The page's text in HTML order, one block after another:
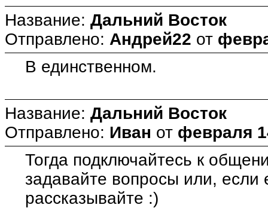
Название: Дальний Восток
Отправлено: Андрей22 от
В единственном.
Название: Дальний Восток
Отправлено: Иван от февраля
Тогда подключайтесь к
задавайте вопросы или, если
рассказывайте :)